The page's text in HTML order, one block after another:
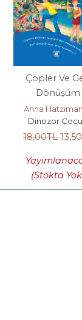
Çöpler Ve
Dönüşüm
Anna
Dinozor
18,00TL 13,50
(Stokta